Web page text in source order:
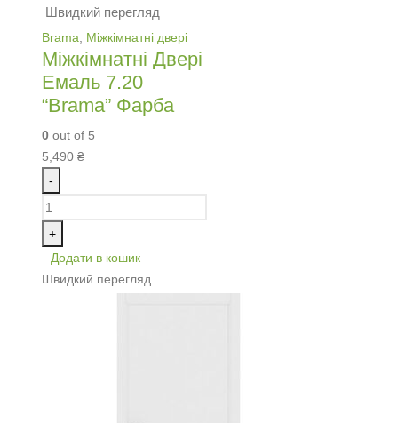
Швидкий перегляд
Brama Міжкімнатні двері
Міжкімнатні Двері
Емаль 7.20
“Brama” Фарба
0 out of 5
5,490 ₴
-
+
Додати в кошик
Швидкий перегляд